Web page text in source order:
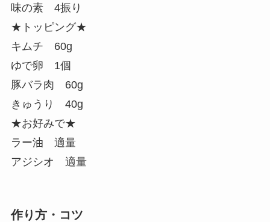
味の素 4振り
★トッピング★
キムチ 60g
ゆで卵 1個
豚バラ肉 60g
きゅうり 40g
★お好みで★
ラー油 適量
アジシオ 適量
作り方・コツ